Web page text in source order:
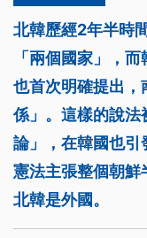
北韓歷經2年半時
「兩個國家」，
也首次明確提出，
係」。這樣的說法
論」，在韓國也引
憲法主張整個朝鮮
北韓是外國。